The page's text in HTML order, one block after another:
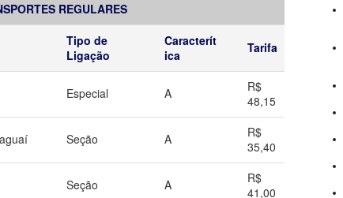
REGULARES
Tipo de
Ligação
Caracterít
ica
Tarifa
Especial A
R$
48,15
Seção A
R$
35,40
Seção A
R$
41,00